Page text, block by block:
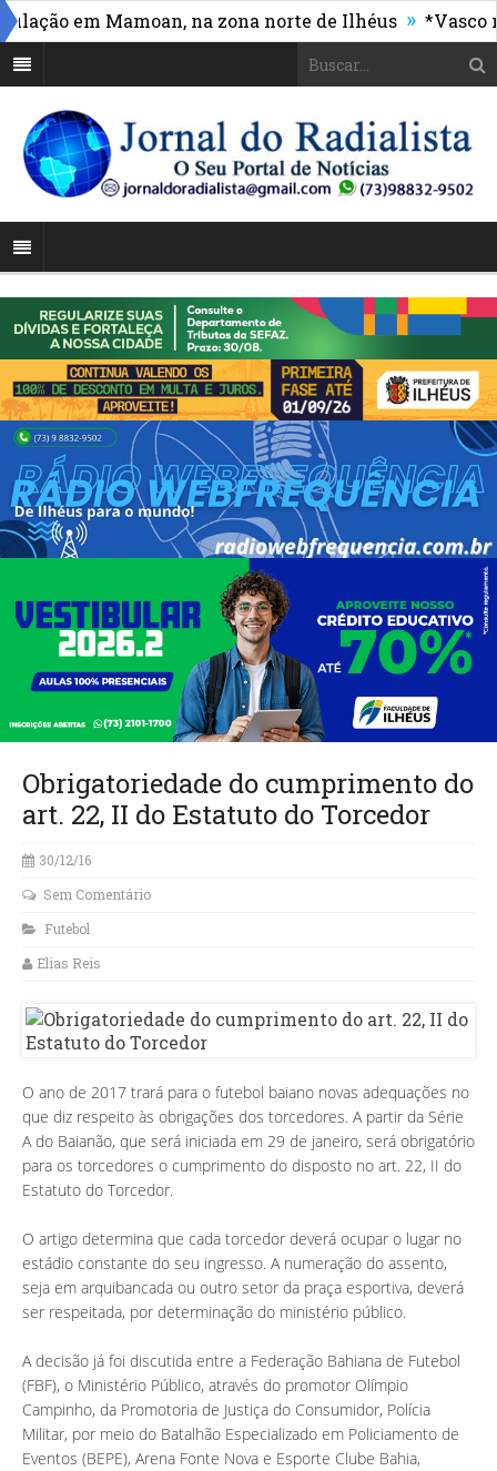
em Mamoan, na zona norte de Ilhéus » *Vasco
Obrigatoriedade do cumprimento do
art. 22, II do Estatuto do Torcedor
30/12/16
Sem Comentário
Futebol
Elias Reis
O ano de 2017 trará para o futebol baiano novas adequações no
que diz respeito às obrigações dos torcedores. A partir da Série
A do Baianão, que será iniciada em 29 de janeiro, será obrigatório
para os torcedores o cumprimento do disposto no art. 22, II do
Estatuto do Torcedor.
O artigo determina que cada torcedor deverá ocupar o lugar no
estádio constante do seu ingresso. A numeração do assento,
seja em arquibancada ou outro setor da praça esportiva, deverá
ser respeitada, por determinação do ministério público.
A decisão já foi discutida entre a Federação Bahiana de Futebol
(FBF), o Ministério Público, através do promotor Olímpio
Campinho, da Promotoria de Justiça do Consumidor, Polícia
Militar, por meio do Batalhão Especializado em Policiamento de
Eventos (BEPE), Arena Fonte Nova e Esporte Clube Bahia,